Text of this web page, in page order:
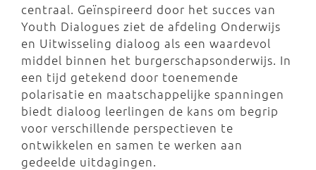
centraal. Geïnspireerd door het succes van
Youth Dialogues ziet de afdeling Onderwijs
en Uitwisseling dialoog als een waardevol
middel binnen het burgerschapsonderwijs. In
een tijd getekend door toenemende
polarisatie en maatschappelijke spanningen
biedt dialoog leerlingen de kans om begrip
voor verschillende perspectieven te
ontwikkelen en samen te werken aan
gedeelde uitdagingen.